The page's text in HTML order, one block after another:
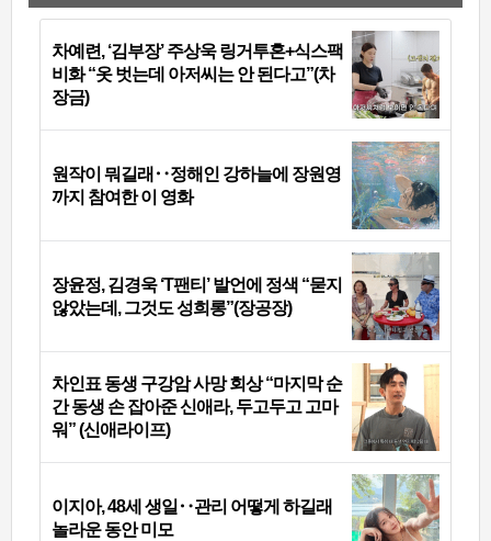
차예련, ‘김부장’ 주상욱 링거투혼+식스팩
비화 “옷 벗는데 아저씨는 안 된다고”(차
장금)
원작이 뭐길래‥정해인 강하늘에 장원영
까지 참여한 이 영화
장윤정, 김경욱 ‘T팬티’ 발언에 정색 “묻지
않았는데, 그것도 성희롱”(장공장)
차인표 동생 구강암 사망 회상 “마지막 순
간 동생 손 잡아준 신애라, 두고두고 고마
워” (신애라이프)
이지아, 48세 생일‥관리 어떻게 하길래
놀라운 동안 미모